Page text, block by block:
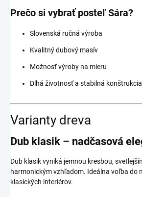
Prečo si vybrať posteľ Sára?
Slovenská ručná výroba
Kvalitný dubový masív
Možnosť výroby na mieru
Dlhá životnosť a stabilná konštrukcia
Varianty dreva
Dub klasik – nadčasová
Dub klasik vyniká jemnou kresbou,
harmonickým vzhľadom. Ideálna voľba do
klasických interiérov.